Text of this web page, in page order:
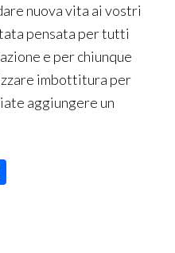
nuova vita ai vostri
pensata per tutti
e per chiunque
imbottitura per
aggiungere un